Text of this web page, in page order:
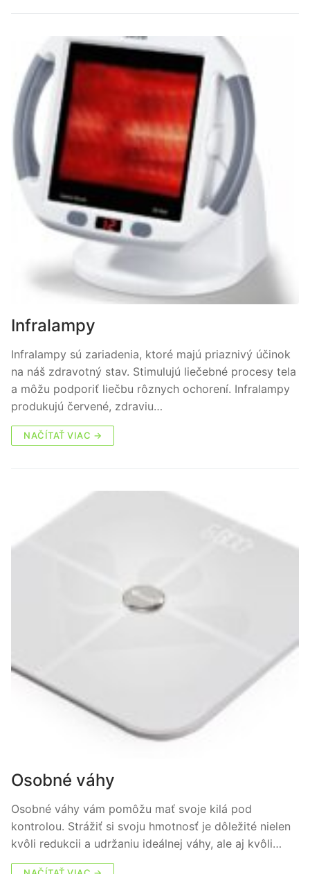
Infralampy
Infralampy sú zariadenia, ktoré majú priaznivý účinok
na náš zdravotný stav. Stimulujú liečebné procesy tela
a môžu podporiť liečbu rôznych ochorení. Infralampy
produkujú červené, zdraviu…
NAČÍTAŤ VIAC →
Osobné váhy
Osobné váhy vám pomôžu mať svoje kilá pod
kontrolou. Strážiť si svoju hmotnosť je dôležité nielen
kvôli redukcii a udržaniu ideálnej váhy, ale aj kvôli…